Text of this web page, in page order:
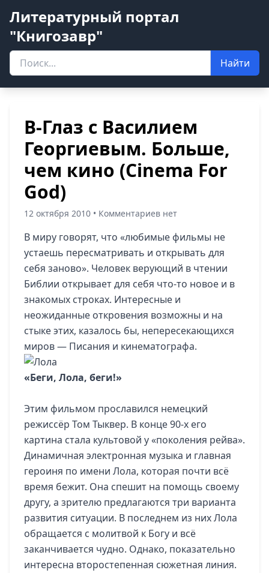
Литературный портал
"Книгозавр"
Найти
В-Глаз с Василием
Георгиевым. Больше,
чем кино (Cinema For
God)
12 октября 2010 • Комментариев нет
В миру говорят, что «любимые фильмы не
устаешь пересматривать и открывать для
себя заново». Человек верующий в чтении
Библии открывает для себя что-то новое и в
знакомых строках. Интересные и
неожиданные откровения возможны и на
стыке этих, казалось бы, непересекающихся
миров — Писания и кинематографа.
«Беги, Лола, беги!»
Этим фильмом прославился немецкий
режиссёр Том Тыквер. В конце 90-х его
картина стала культовой у «поколения рейва».
Динамичная электронная музыка и главная
героиня по имени Лола, которая почти всё
время бежит. Она спешит на помощь своему
другу, а зрителю предлагаются три варианта
развития ситуации. В последнем из них Лола
обращается с молитвой к Богу и всё
заканчивается чудно. Однако, показательно
интересна второстепенная сюжетная линия.